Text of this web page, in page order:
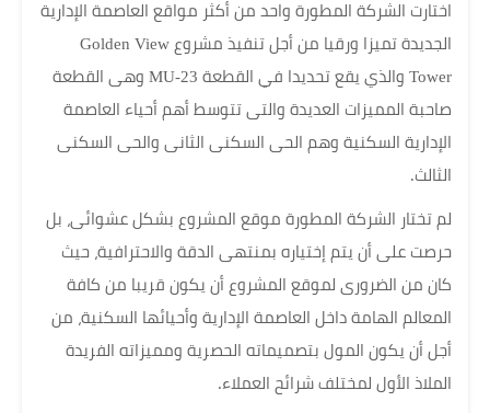
اختارت الشركة المطورة واحد من أكثر مواقع العاصمة الإدارية
الجديدة تميزا ورقيا من أجل تنفيذ مشروع Golden View
Tower والذي يقع تحديدا في القطعة MU-23 وهى القطعة
صاحبة المميزات العديدة والتى تتوسط أهم أحياء العاصمة
الإدارية السكنية وهم الحى السكنى الثانى والحى السكنى
الثالث.
لم تختار الشركة المطورة موقع المشروع بشكل عشوائى، بل
حرصت على أن يتم إختياره بمنتهى الدقة والاحترافية، حيث
كان من الضرورى لموقع المشروع أن يكون قريبا من كافة
المعالم الهامة داخل العاصمة الإدارية وأحيائها السكنية، من
أجل أن يكون المول بتصميماته الحصرية ومميزاته الفريدة
الملاذ الأول لمختلف شرائح العملاء.